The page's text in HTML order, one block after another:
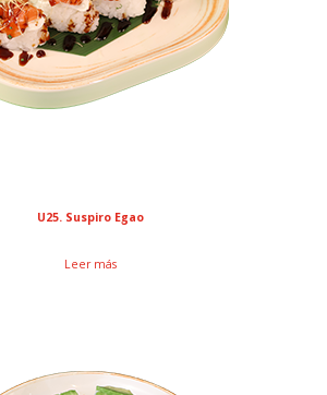
U25. Suspiro Egao
Leer más